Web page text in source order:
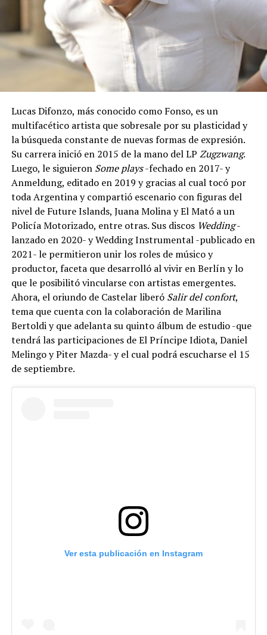
Lucas Difonzo, más conocido como Fonso, es un
multifacético artista que sobresale por su plasticidad y
la búsqueda constante de nuevas formas de expresión.
Su carrera inició en 2015 de la mano del LP Zugzwang.
Luego, le siguieron Some plays-fechado en 2017- y
Anmeldung, editado en 2019 y gracias al cual tocó por
toda Argentina y compartió escenario con figuras del
nivel de Future Islands, Juana Molina y El Mató a un
Policía Motorizado, entre otras. Sus discos Wedding-
lanzado en 2020- y Wedding Instrumental -publicado en
2021- le permitieron unir los roles de músico y
productor, faceta que desarrolló al vivir en Berlín y lo
que le posibilitó vincularse con artistas emergentes.
Ahora, el oriundo de Castelar liberó Salir del confort,
tema que cuenta con la colaboración de Marilina
Bertoldi y que adelanta su quinto álbum de estudio -que
tendrá las participaciones de El Príncipe Idiota, Daniel
Melingo y Piter Mazda- y el cual podrá escucharse el 15
de septiembre.
Ver esta publicación en Instagram